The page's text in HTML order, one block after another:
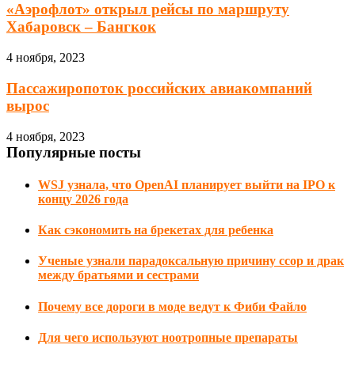
«Аэрофлот» открыл рейсы по маршруту
Хабаровск – Бангкок
4 ноября, 2023
Пассажиропоток российских авиакомпаний
вырос
4 ноября, 2023
Популярные посты
WSJ узнала, что OpenAI планирует выйти на IPO к
концу 2026 года
Как сэкономить на брекетах для ребенка
Ученые узнали парадоксальную причину ссор и драк
между братьями и сестрами
Почему все дороги в моде ведут к Фиби Файло
Для чего используют ноотропные препараты